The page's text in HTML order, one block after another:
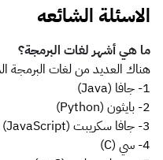
الاسئلة الشائعه
ما هي أشهر لغات البرمجة؟
هناك العديد من لغات البرمجة
1- جافا (Java)
2- بايثون (Python)
3- جافا سكريبت (JavaScript)
4- سي (C)